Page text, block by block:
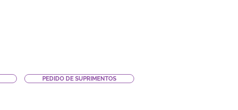
PEDIDO DE SUPRIMENTOS